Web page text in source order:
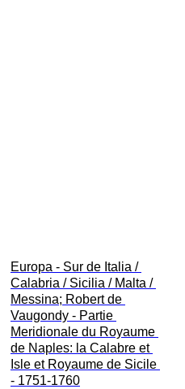
Europa - Sur de Italia /
Calabria / Sicilia / Malta /
Messina; Robert de
Vaugondy - Partie
Meridionale du Royaume
de Naples: la Calabre et
Isle et Royaume de Sicile
- 1751-1760